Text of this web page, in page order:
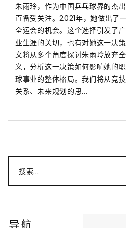
朱雨玲，作为中国乒乓球界的杰
直备受关注。2021年，她做出了
全运会的机会。这个选择引发了
业生涯的关切，也有对她这一决
文将从多个角度探讨朱雨玲放弃
义，分析这一决策如何影响她的
球事业的整体格局。我们将从竞
关系、未来规划的思...
搜索...
导航